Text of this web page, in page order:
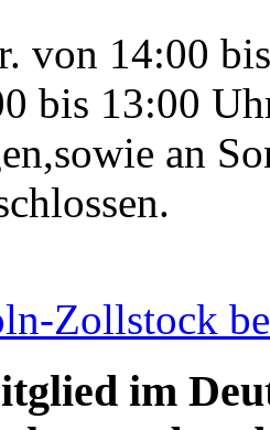
von 14:00
bis 13:00
an
Zollstock
im